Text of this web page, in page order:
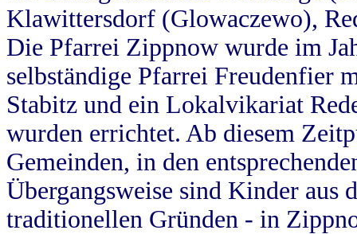
Klawittersdorf (Glowaczewo),
Die Pfarrei Zippnow wurde im
selbständige Pfarrei Freudenfier
Stabitz und ein Lokalvikariat
wurden errichtet. Ab diesem
Gemeinden, in den
Übergangsweise sind Kinder aus
traditionellen Gründen - in